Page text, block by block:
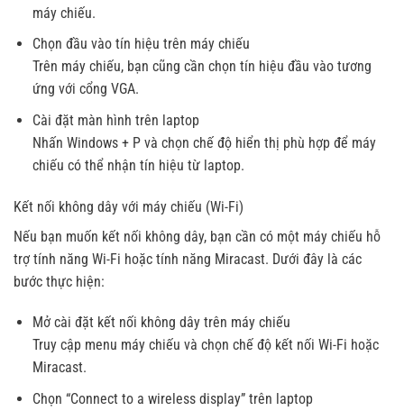
máy chiếu.
Chọn đầu vào tín hiệu trên máy chiếu
Trên máy chiếu, bạn cũng cần chọn tín hiệu đầu vào tương
ứng với cổng VGA.
Cài đặt màn hình trên laptop
Nhấn Windows + P và chọn chế độ hiển thị phù hợp để máy
chiếu có thể nhận tín hiệu từ laptop.
Kết nối không dây với máy chiếu (Wi-Fi)
Nếu bạn muốn kết nối không dây, bạn cần có một máy chiếu hỗ
trợ tính năng Wi-Fi hoặc tính năng Miracast. Dưới đây là các
bước thực hiện:
Mở cài đặt kết nối không dây trên máy chiếu
Truy cập menu máy chiếu và chọn chế độ kết nối Wi-Fi hoặc
Miracast.
Chọn “Connect to a wireless display” trên laptop